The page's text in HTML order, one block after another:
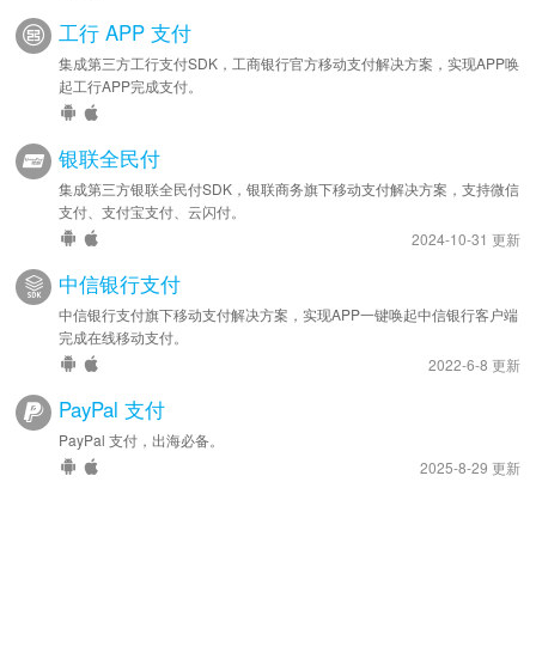
工行 APP 支付
集成第三方工行支付SDK，工商银行官方移动支付解决方案，实现APP唤
起工行APP完成支付。
银联全民付
集成第三方银联全民付SDK，银联商务旗下移动支付解决方案，支持微信
支付、支付宝支付、云闪付。
2024-10-31 更新
中信银行支付
中信银行支付旗下移动支付解决方案，实现APP一键唤起中信银行客户端
完成在线移动支付。
2022-6-8 更新
PayPal 支付
PayPal 支付，出海必备。
2025-8-29 更新